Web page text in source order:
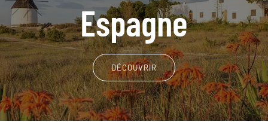
Espagne
DÉCOUVRIR